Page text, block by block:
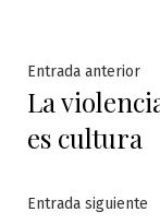
de
Entrada anterior
La
es cultura
Entrada siguiente